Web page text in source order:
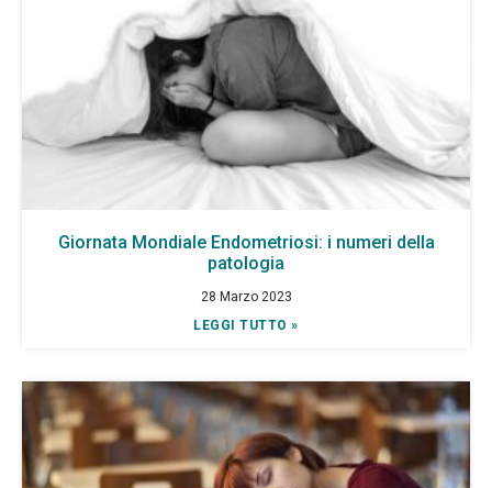
Giornata Mondiale Endometriosi: i numeri della
patologia
28 Marzo 2023
LEGGI TUTTO »